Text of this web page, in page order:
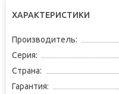
ХАРАКТЕРИСТИКИ
Производитель:
Серия:
Страна:
Гарантия: